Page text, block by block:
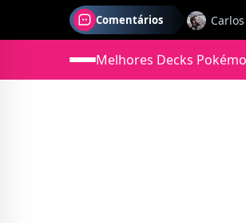
Comentários
Jonas
Melhores Decks